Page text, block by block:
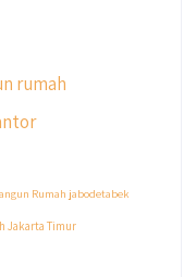
Bangun
program
rumah
Rumah jabodetabek
Jakarta Timur